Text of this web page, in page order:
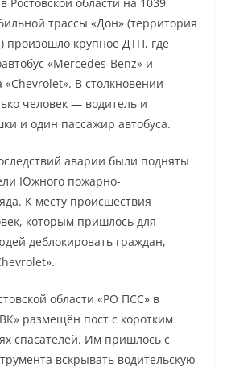
трассы «Дон» (территория
произошло крупное ДТП, где
«Mercedes-Benz» и
«Chevrolet». В столкновении
человек — водитель и
и один пассажир автобуса.
аварии были подняты
Южного пожарно-
К месту происшествия
которым пришлось для
деблокировать граждан,
области «РО ПСС» в
размещён пост с коротким
спасателей. Им пришлось с
вскрывать водительскую